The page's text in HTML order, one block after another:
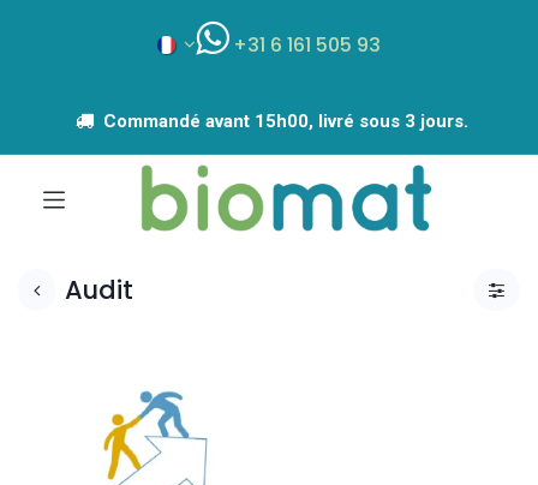
+31 6 161 505 93
Commandé avant 15h00, livré sous 3 jours.
Audit